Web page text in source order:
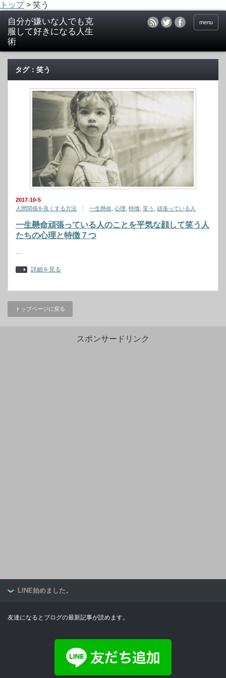
トップ> 笑う
menu
タグ：笑う
2017-10-5
人間関係を良くする方法
一生懸命 心理 特徴 笑う 頑張っている人
一生懸命頑張っている人のことを平気な顔して笑う人
たちの心理と特徴７つ
…
詳細を見る
トップページに戻る
スポンサードリンク
LINE始めました。
友達になるとブログの最新記事が読めます。